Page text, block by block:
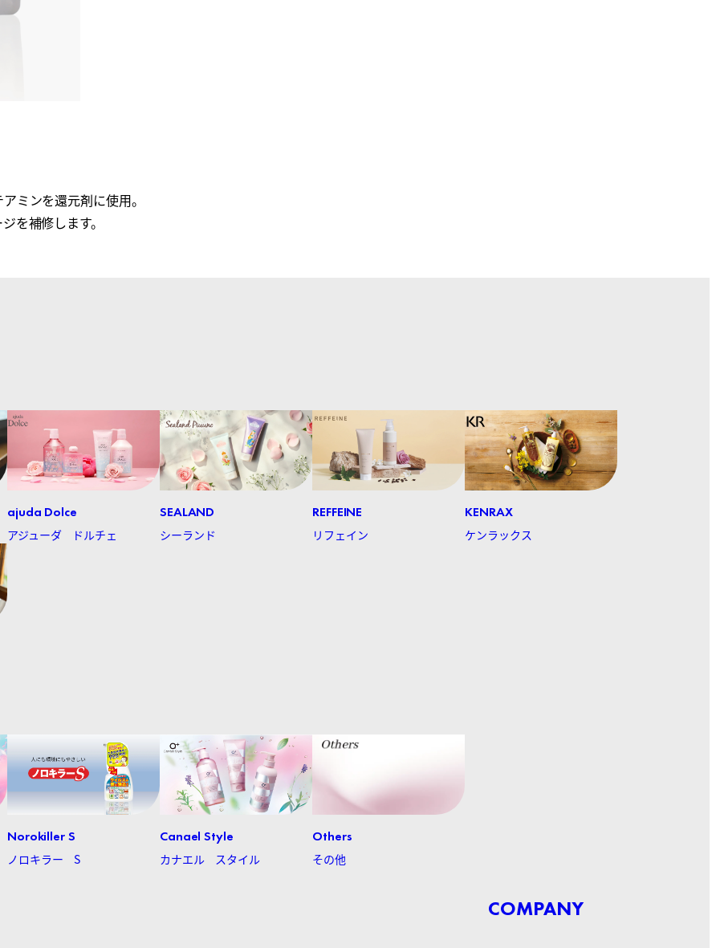
ミンを還元剤に使用。
を補修します。
ajuda Dolce
アジューダ ドルチェ
SEALAND
シーランド
REFFEINE
リフェイン
KENRAX
ケンラックス
Norokiller S
ノロキラー S
Canael Style
カナエル スタイル
Others
その他
COMPANY